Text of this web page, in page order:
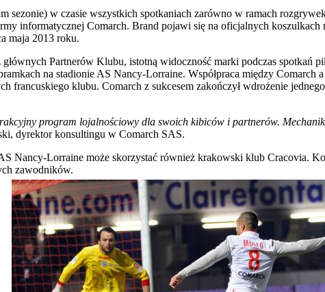
w czasie wszystkich spotkaniach zarówno w ramach
informatycznej Comarch. Brand pojawi się na oficjalnych
maja 2013 roku.
Partnerów Klubu, istotną widoczność marki podczas spotkań
na stadionie AS Nancy-Lorraine. Współpraca między
francuskiego klubu. Comarch z sukcesem zakończył wdrożenie
program lojalnościowy dla swoich kibiców i partnerów.
dyrektor konsultingu w Comarch SAS.
Nancy-Lorraine może skorzystać również krakowski klub Cracovia.
zawodników.